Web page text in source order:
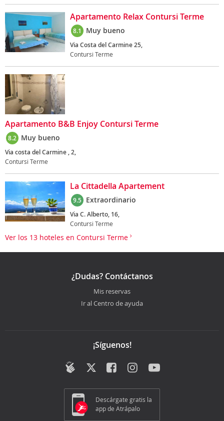
Apartamento Relax Contursi Terme
8.1 Muy bueno
Via Costa del Carmine 25,
Contursi Terme
Apartamento B&B Enjoy Contursi Terme
8.2 Muy bueno
Via costa del Carmine , 2,
Contursi Terme
La Cittadella Apartement
9.5 Extraordinario
Via C. Alberto, 16,
Contursi Terme
Ver los 13 hoteles en Contursi Terme
¿Dudas? Contáctanos
Mis reservas
Ir al Centro de ayuda
¡Síguenos!
Descárgate gratis la
app de Atrápalo